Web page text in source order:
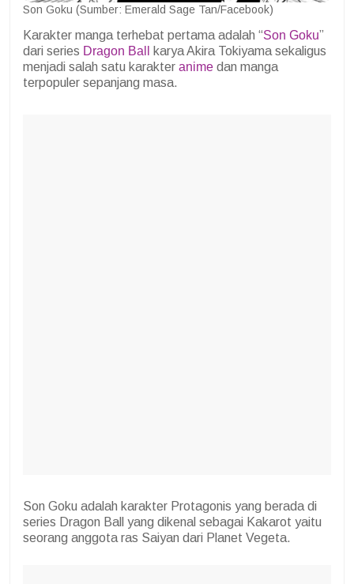
Son Goku (Sumber: Emerald Sage Tan/Facebook)
Karakter manga terhebat pertama adalah “Son Goku”
dari series Dragon Ball
karya Akira Tokiyama sekaligus
menjadi salah satu karakter anime dan manga
terpopuler sepanjang masa.
Son Goku adalah karakter Protagonis yang berada di
series Dragon Ball yang dikenal sebagai Kakarot yaitu
seorang anggota ras Saiyan dari Planet Vegeta.